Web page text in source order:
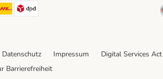
Method
DHL Shipping Method
Datenschutz Impressum Digital Services Act
Barrierefreiheit